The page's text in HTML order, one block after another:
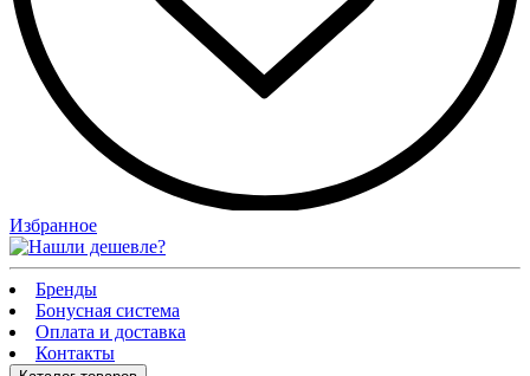
Избранное
Бренды
Бонусная система
Оплата и доставка
Контакты